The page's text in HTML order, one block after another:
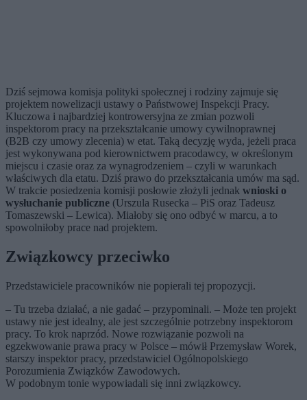
Dziś sejmowa komisja polityki społecznej i rodziny zajmuje się
projektem nowelizacji ustawy o Państwowej Inspekcji Pracy.
Kluczowa i najbardziej kontrowersyjna ze zmian pozwoli
inspektorom pracy na przekształcanie umowy cywilnoprawnej
(B2B czy umowy zlecenia) w etat. Taką decyzję wyda, jeżeli praca
jest wykonywana pod kierownictwem pracodawcy, w określonym
miejscu i czasie oraz za wynagrodzeniem – czyli w warunkach
właściwych dla etatu. Dziś prawo do przekształcania umów ma sąd.
W trakcie posiedzenia komisji posłowie złożyli jednak wnioski o
wysłuchanie publiczne (Urszula Rusecka – PiS oraz Tadeusz
Tomaszewski – Lewica). Miałoby się ono odbyć w marcu, a to
spowolniłoby prace nad projektem.
Związkowcy przeciwko
Przedstawiciele pracowników nie popierali tej propozycji.
– Tu trzeba działać, a nie gadać – przypominali. – Może ten projekt
ustawy nie jest idealny, ale jest szczególnie potrzebny inspektorom
pracy. To krok naprzód. Nowe rozwiązanie pozwoli na
egzekwowanie prawa pracy w Polsce – mówił Przemysław Worek,
starszy inspektor pracy, przedstawiciel Ogólnopolskiego
Porozumienia Związków Zawodowych.
W podobnym tonie wypowiadali się inni związkowcy.